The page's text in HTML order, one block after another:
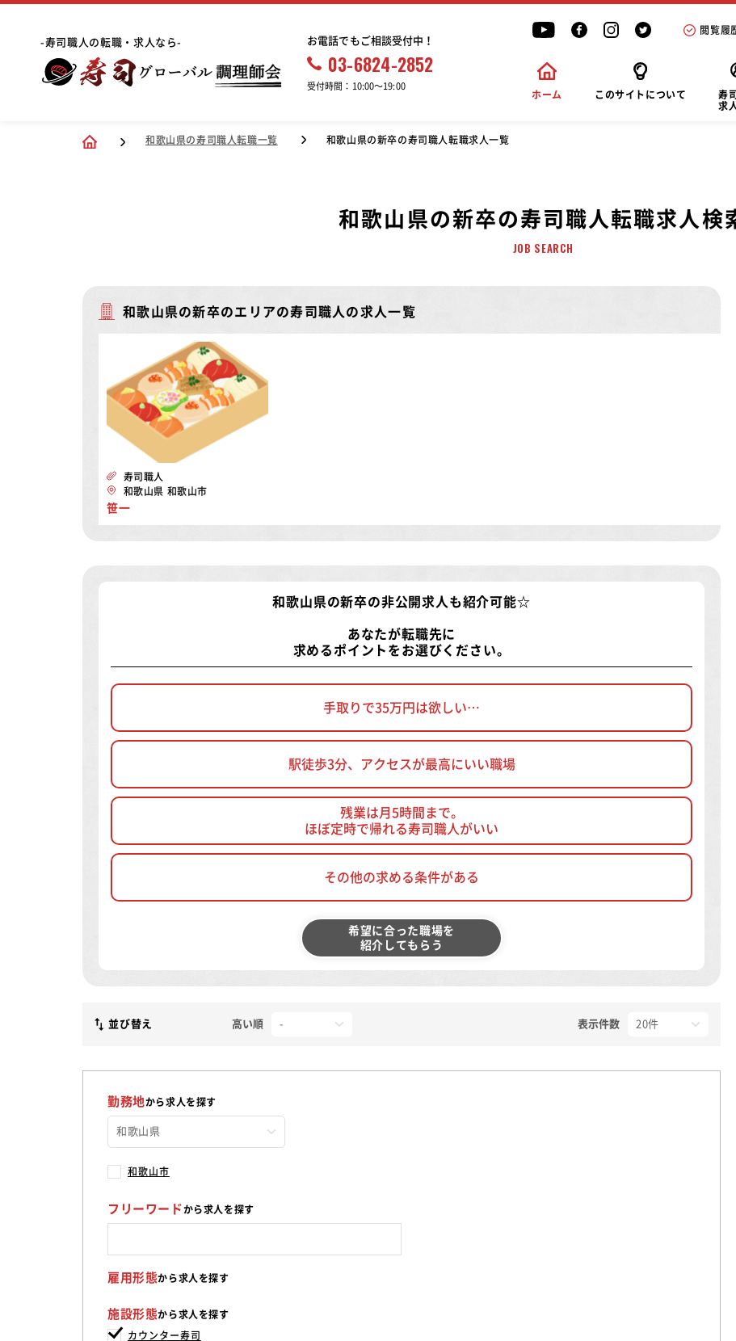
-寿司職人の転職・求人なら- お電話でもご相談受付中！
03-6824-2852
受付時間：10:00〜19:00
閲覧履
ホーム このサイトについて
寿
求
和歌山県の寿司職人転職一覧 和歌山県の新卒の寿司職人転職求人一覧
和歌山県の新卒の寿司職人転職求人検
JOB SEARCH
和歌山県の新卒のエリアの寿司職人の求人一覧
寿司職人
和歌山県 和歌山市
笹一
和歌山県の新卒の非公開求人 も紹介可能☆
あなたが転職先に
求めるポイントをお選びください。
手取りで35万円は欲しい…
駅徒歩3分、アクセスが最高にいい職場
残業は月5時間まで。
ほぼ定時で帰れる寿司職人がいい
その他の求める条件がある
希望に合った職場を
紹介してもらう
並び替え 高い順 表示件数
勤務地から求人を探す
和歌山市
フリーワードから求人を探す
雇用形態から求人を探す
施設形態から求人を探す
カウンター寿司